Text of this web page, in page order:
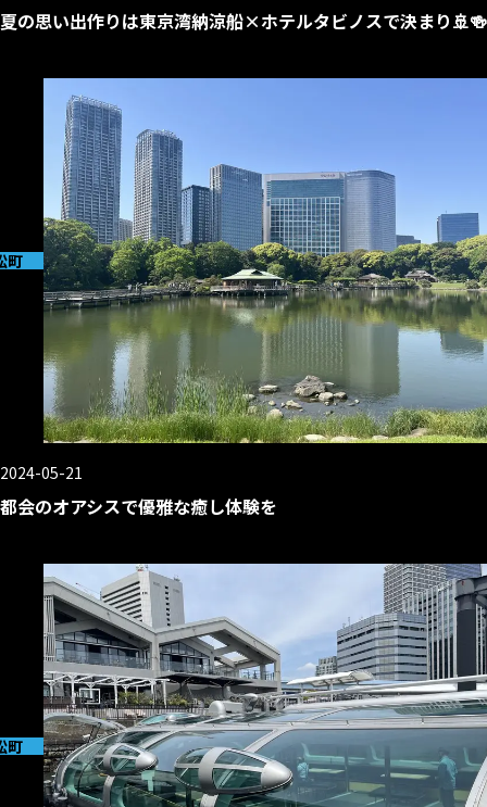
夏の思い出作りは東京湾納涼船×ホテルタビノスで決まり🚢🍻
町
2024-05-21
都会のオアシスで優雅な癒し体験を
町